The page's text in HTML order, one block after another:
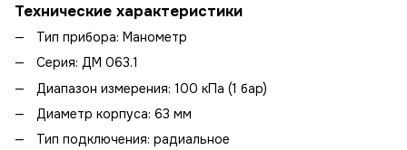
Технические характеристики
Тип прибора: Манометр
Серия: ДМ 063.1
Диапазон измерения: 100 кПа (1 бар)
Диаметр корпуса: 63 мм
Тип подключения: радиальное